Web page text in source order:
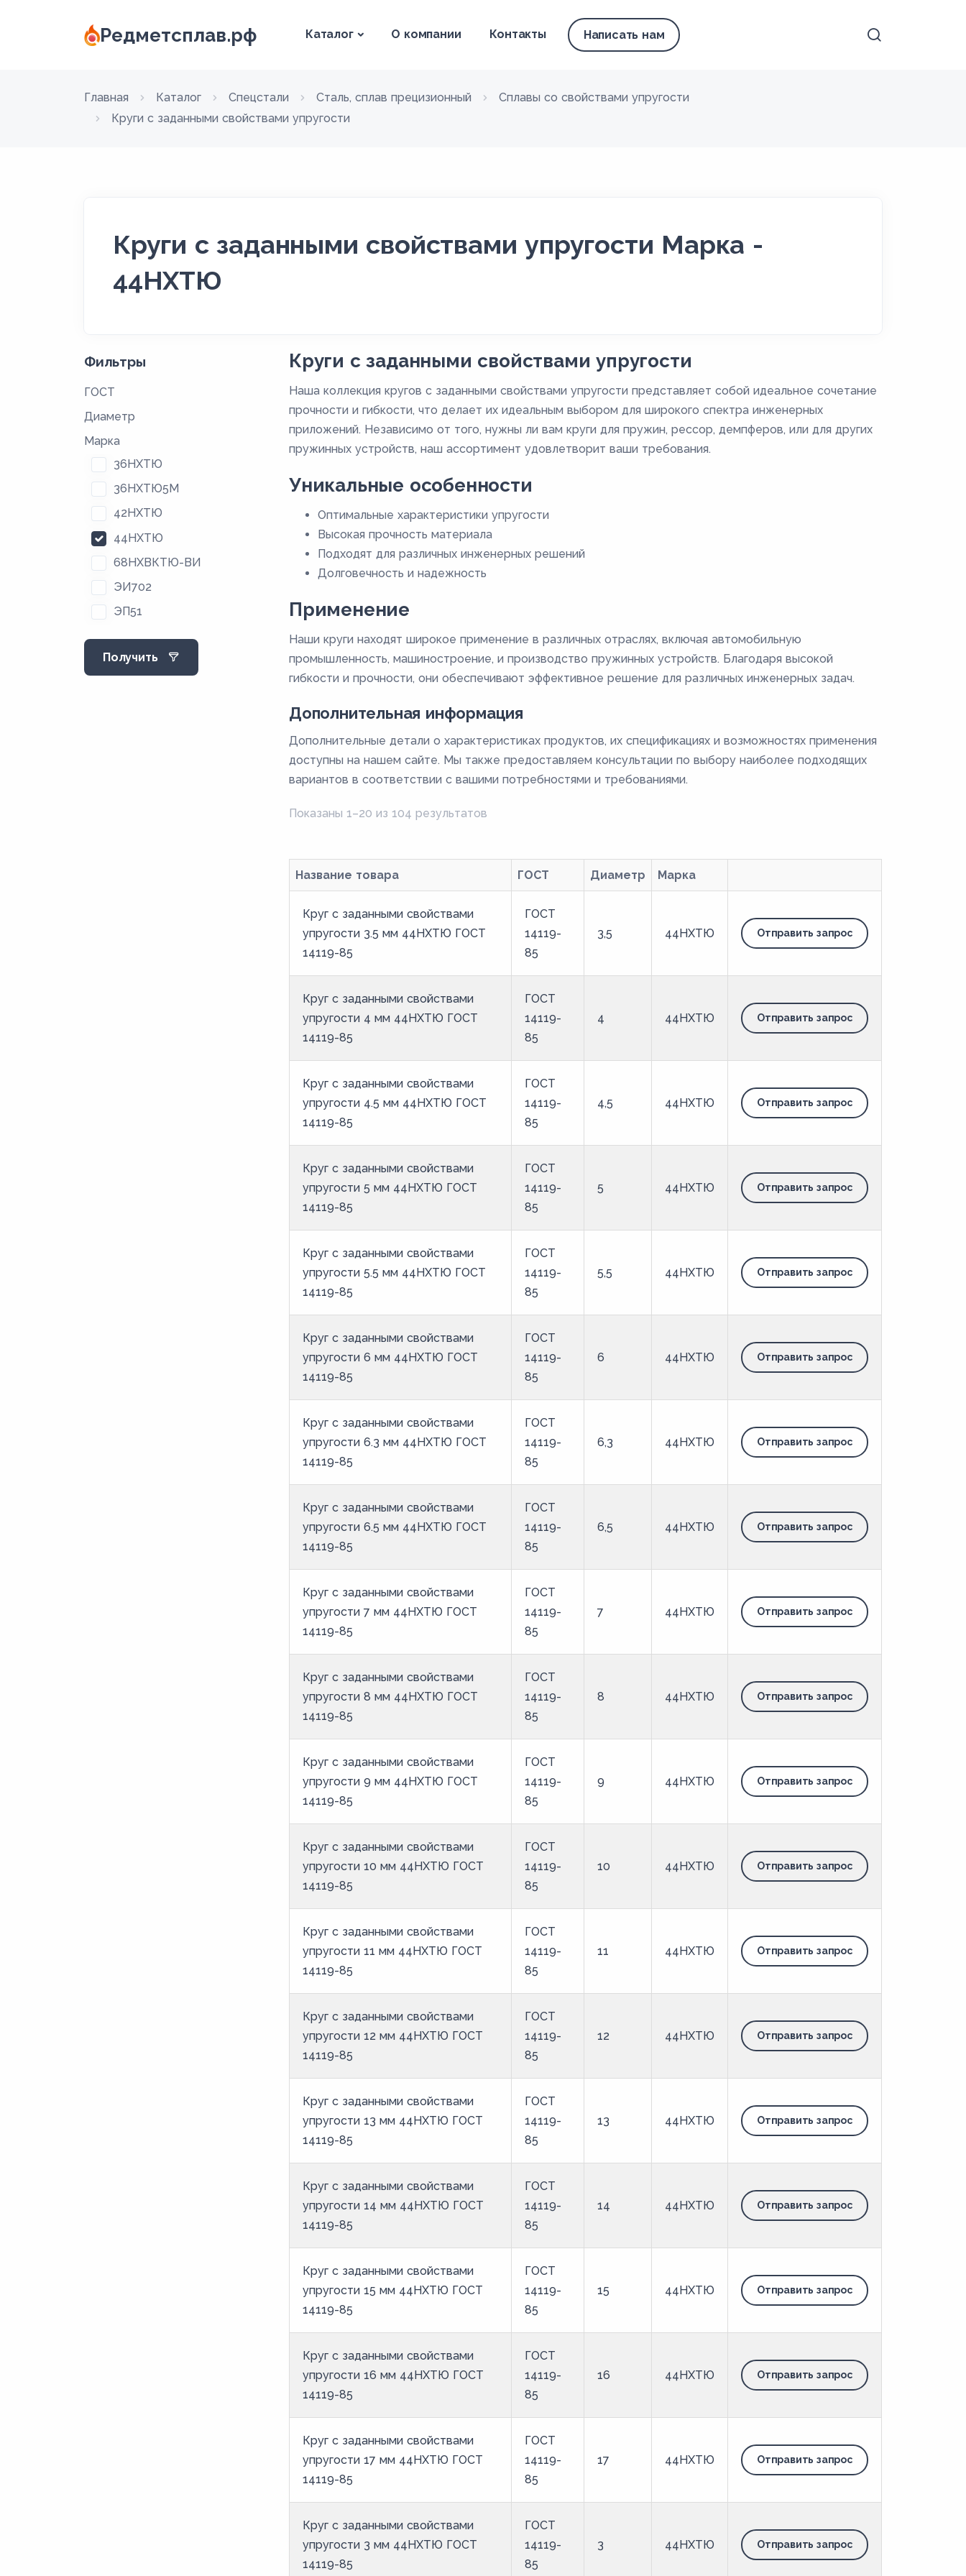
Редметсплав.рф Каталог О компании Контакты Написать нам
Главная Каталог Спецстали Сталь, сплав прецизионный
Сплавы со свойствами упругости
Круги с заданными свойствами упругости
Круги с заданными свойствами упругости Марка -
44НХТЮ
Фильтры
ГОСТ
Диаметр
Марка
36НХТЮ
36НХТЮ5М
42НХТЮ
44НХТЮ
68НХВКТЮ-ВИ
ЭИ702
ЭП51
Получить
Круги с заданными свойствами упругости
Наша коллекция кругов с заданными свойствами упругости представляет собой идеальное сочетание
прочности и гибкости, что делает их идеальным выбором для широкого спектра инженерных
приложений. Независимо от того, нужны ли вам круги для пружин, рессор, демпферов, или для других
пружинных устройств, наш ассортимент удовлетворит ваши требования.
Уникальные особенности
Оптимальные характеристики упругости
Высокая прочность материала
Подходят для различных инженерных решений
Долговечность и надежность
Применение
Наши круги находят широкое применение в различных отраслях, включая автомобильную
промышленность, машиностроение, и производство пружинных устройств. Благодаря высокой
гибкости и прочности, они обеспечивают эффективное решение для различных инженерных задач.
Дополнительная информация
Дополнительные детали о характеристиках продуктов, их спецификациях и возможностях применения
доступны на нашем сайте. Мы также предоставляем консультации по выбору наиболее подходящих
вариантов в соответствии с вашими потребностями и требованиями.
Показаны 1–20 из 104 результатов
Название товара ГОСТ Диаметр Марка
Круг с заданными свойствами
упругости 3.5 мм 44НХТЮ ГОСТ
14119-85
ГОСТ
14119-
85
3,5 44НХТЮ Отправить запрос
Круг с заданными свойствами
упругости 4 мм 44НХТЮ ГОСТ
14119-85
ГОСТ
14119-
85
4 44НХТЮ Отправить запрос
Круг с заданными свойствами
упругости 4.5 мм 44НХТЮ ГОСТ
14119-85
ГОСТ
14119-
85
4,5 44НХТЮ Отправить запрос
Круг с заданными свойствами
упругости 5 мм 44НХТЮ ГОСТ
14119-85
ГОСТ
14119-
85
5 44НХТЮ Отправить запрос
Круг с заданными свойствами
упругости 5.5 мм 44НХТЮ ГОСТ
14119-85
ГОСТ
14119-
85
5,5 44НХТЮ Отправить запрос
Круг с заданными свойствами
упругости 6 мм 44НХТЮ ГОСТ
14119-85
ГОСТ
14119-
85
6 44НХТЮ Отправить запрос
Круг с заданными свойствами
упругости 6.3 мм 44НХТЮ ГОСТ
14119-85
ГОСТ
14119-
85
6,3 44НХТЮ Отправить запрос
Круг с заданными свойствами
упругости 6.5 мм 44НХТЮ ГОСТ
14119-85
ГОСТ
14119-
85
6,5 44НХТЮ Отправить запрос
Круг с заданными свойствами
упругости 7 мм 44НХТЮ ГОСТ
14119-85
ГОСТ
14119-
85
7 44НХТЮ Отправить запрос
Круг с заданными свойствами
упругости 8 мм 44НХТЮ ГОСТ
14119-85
ГОСТ
14119-
85
8 44НХТЮ Отправить запрос
Круг с заданными свойствами
упругости 9 мм 44НХТЮ ГОСТ
14119-85
ГОСТ
14119-
85
9 44НХТЮ Отправить запрос
Круг с заданными свойствами
упругости 10 мм 44НХТЮ ГОСТ
14119-85
ГОСТ
14119-
85
10 44НХТЮ Отправить запрос
Круг с заданными свойствами
упругости 11 мм 44НХТЮ ГОСТ
14119-85
ГОСТ
14119-
85
11 44НХТЮ Отправить запрос
Круг с заданными свойствами
упругости 12 мм 44НХТЮ ГОСТ
14119-85
ГОСТ
14119-
85
12 44НХТЮ Отправить запрос
Круг с заданными свойствами
упругости 13 мм 44НХТЮ ГОСТ
14119-85
ГОСТ
14119-
85
13 44НХТЮ Отправить запрос
Круг с заданными свойствами
упругости 14 мм 44НХТЮ ГОСТ
14119-85
ГОСТ
14119-
85
14 44НХТЮ Отправить запрос
Круг с заданными свойствами
упругости 15 мм 44НХТЮ ГОСТ
14119-85
ГОСТ
14119-
85
15 44НХТЮ Отправить запрос
Круг с заданными свойствами
упругости 16 мм 44НХТЮ ГОСТ
14119-85
ГОСТ
14119-
85
16 44НХТЮ Отправить запрос
Круг с заданными свойствами
упругости 17 мм 44НХТЮ ГОСТ
14119-85
ГОСТ
14119-
85
17 44НХТЮ Отправить запрос
Круг с заданными свойствами
упругости 3 мм 44НХТЮ ГОСТ
14119-85
ГОСТ
14119-
85
3 44НХТЮ Отправить запрос